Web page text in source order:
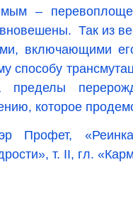
–
Так из
включающими
способу
которое
Профет,
т. II, гл.